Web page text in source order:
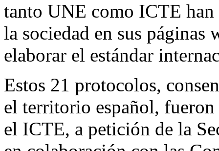
tanto UNE como ICTE
la sociedad en sus páginas
elaborar el estándar
Estos 21 protocolos,
el territorio español,
el ICTE, a petición de la